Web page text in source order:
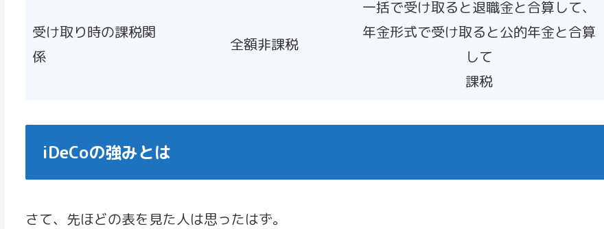
受け取り時の課税関
係
全額非課税
一括で受け取ると退職金と合算して、
年金形式で受け取ると公的年金と合算
して
課税
iDeCoの強みとは
さて、先ほどの表を見た人は思ったはず。